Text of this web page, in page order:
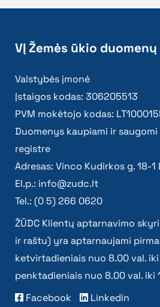
VĮ Žemės ūkio
Valstybės įmonė
Įstaigos kodas: 306205513
PVM mokėtojo kodas:
Duomenys kaupiami ir
registre
Adresas: Vinco Kudirkos g. 18-1
El.p.: info@zudc.lt
Tel.: (0 5) 266 0620
ŽŪDC Klientų aptarnavimo
ir raštu) yra aptarnaujami
ketvirtadieniais nuo 8.00 val. iki
penktadieniais nuo 8.00 val. iki
Facebook
Linkedin